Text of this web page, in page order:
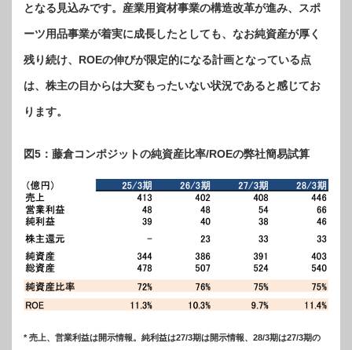
となる見込みです。産業用資材事業の構造改革が進み、スポ
ーツ用品事業が着実に成長したとしても、なお純資産が厚く
残り続け、ROEの伸びが限定的になる計画となっている点
は、株主の目からは大変もったいない状況であると感じてお
ります。
図5：藤倉コンポジットの純資産比率/ROEの弊社簡易試算
* 売上、営業利益は開示情報。純利益は27/3期は開示情報、28/3期は27/3期の